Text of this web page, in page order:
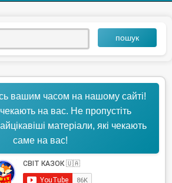
пошук
вашим часом на нашому сайті!
чекають на вас. Не пропустіть
матеріали, які чекають
саме на вас!